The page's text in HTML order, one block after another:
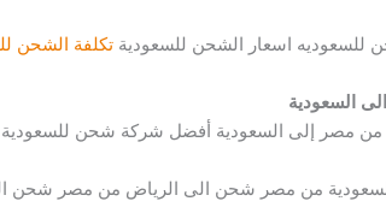
اسعار الشحن للسعوديةتكلفة الشحن
السعودية
مصر إلى السعودية أفضل شركة شحن
من مصر شحن الى الرياض من مصر شحن